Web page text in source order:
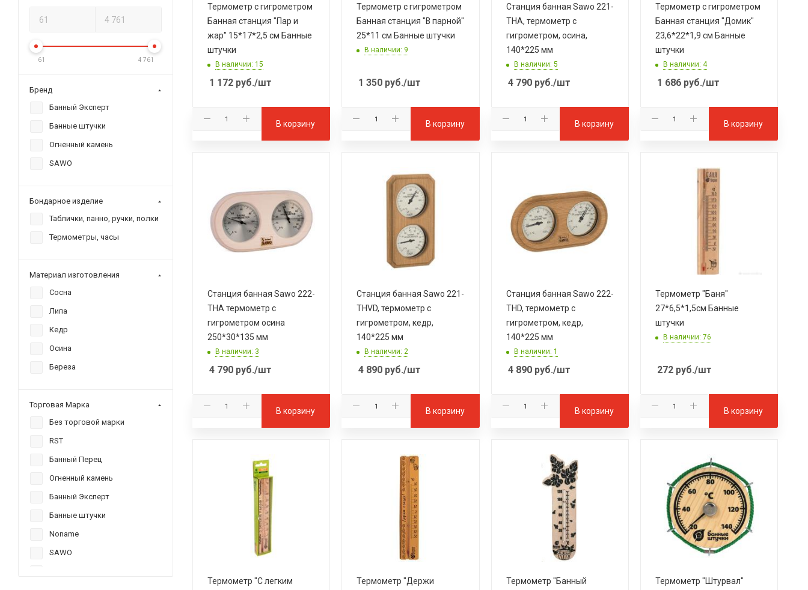
Термометр с гигрометром
Банная станция "Пар и
жар" 15*17*2,5 см Банные
штучки
В наличии: 15
1 172 руб./шт
В корзину
Термометр с гигрометром
Банная станция "В парной"
25*11 см Банные штучки
В наличии: 9
1 350 руб./шт
В корзину
Станция банная Sawo 221-
THA, термометр с
гигрометром, осина,
140*225 мм
В наличии: 5
4 790руб./шт
В корзину
Термометр с гигрометром
Банная станция "Домик"
23,6*22*1,9 см Банные
штучки
В наличии: 4
1 686руб./шт
В корзину
Станция банная Sawo 222-
THA термометр с
гигрометром осина
250*30*135 мм
В наличии: 3
4 790 руб./шт
В корзину
Станция банная Sawo 221-
THVD, термометр с
гигрометром, кедр,
140*225 мм
В наличии: 2
4 890 руб./шт
В корзину
Станция банная Sawo 222-
THD, термометр с
гигрометром, кедр,
140*225 мм
В наличии: 1
4 890руб./шт
В корзину
Термометр "Баня"
27*6,5*1,5см Банные
штучки
В наличии: 76
272руб./шт
В корзину
Термометр "С легким
Термометр "Держи
Термометр "Банный
Термометр "Штурвал"
61 4 761
Бренд
Банный Эксперт
Банные штучки
Огненный камень
SAWO
Бондарное изделие
Таблички, панно, ручки, полки
Термометры, часы
Материал изготовления
Сосна
Липа
Кедр
Осина
Береза
Торговая Марка
Без торговой марки
RST
Банный Перец
Огненный камень
Банный Эксперт
Банные штучки
Noname
SAWO